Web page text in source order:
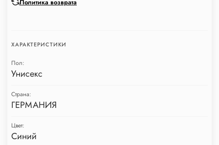
Политика возврата
ХАРАКТЕРИСТИКИ
Пол:
Унисекс
Страна:
ГЕРМАНИЯ
Цвет:
Синий